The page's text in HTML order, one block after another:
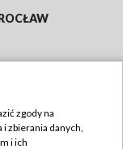
zgody na
zbierania danych,
i ich